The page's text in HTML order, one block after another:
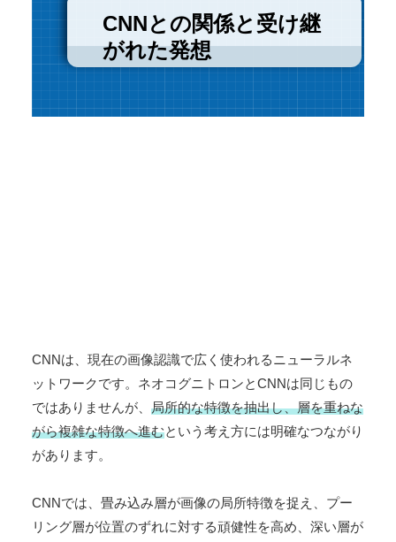
CNNとの関係と受け継
がれた発想
CNNは、現在の画像認識で広く使われるニューラルネ
ットワークです。ネオコグニトロンとCNNは同じもの
ではありませんが、 局所的な特徴を抽出し、層を重ねな
がら複雑な特徴へ進むという考え方には明確なつながり
があります。
CNNでは、畳み込み層が画像の局所特徴を捉え、プー
リング層が位置のずれに対する頑健性を高め、深い層が